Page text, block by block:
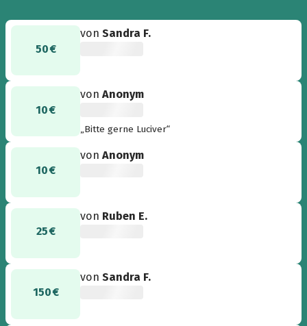
50 €
vonSandra F.
10 €
vonAnonym
„Bitte gerne Luciver“
10 €
vonAnonym
25 €
von Ruben E.
150 €
vonSandra F.